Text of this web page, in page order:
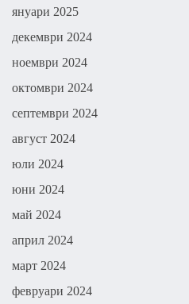
януари 2025
декември 2024
ноември 2024
октомври 2024
септември 2024
август 2024
юли 2024
юни 2024
май 2024
април 2024
март 2024
февруари 2024